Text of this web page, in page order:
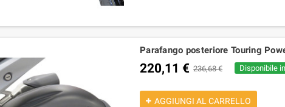
termignoni per Ducati Multistrada
Parafango posteriore Touring
220,11 € 236,68 € Disponibile
AGGIUNGI AL CARRELLO